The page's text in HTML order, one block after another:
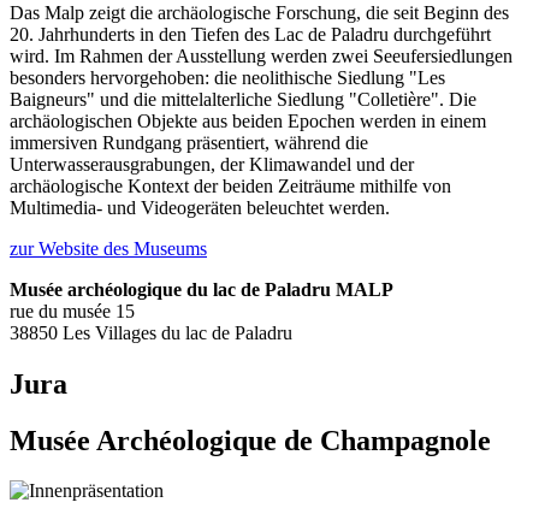
Das Malp zeigt die archäologische Forschung, die seit Beginn des
20. Jahrhunderts in den Tiefen des Lac de Paladru durchgeführt
wird. Im Rahmen der Ausstellung werden zwei Seeufersiedlungen
besonders hervorgehoben: die neolithische Siedlung "Les
Baigneurs" und die mittelalterliche Siedlung "Colletière". Die
archäologischen Objekte aus beiden Epochen werden in einem
immersiven Rundgang präsentiert, während die
Unterwasserausgrabungen, der Klimawandel und der
archäologische Kontext der beiden Zeiträume mithilfe von
Multimedia- und Videogeräten beleuchtet werden.
zur Website des Museums
Musée archéologique du lac de Paladru MALP
rue du musée 15
38850 Les Villages du lac de Paladru
Jura
Musée Archéologique de Champagnole